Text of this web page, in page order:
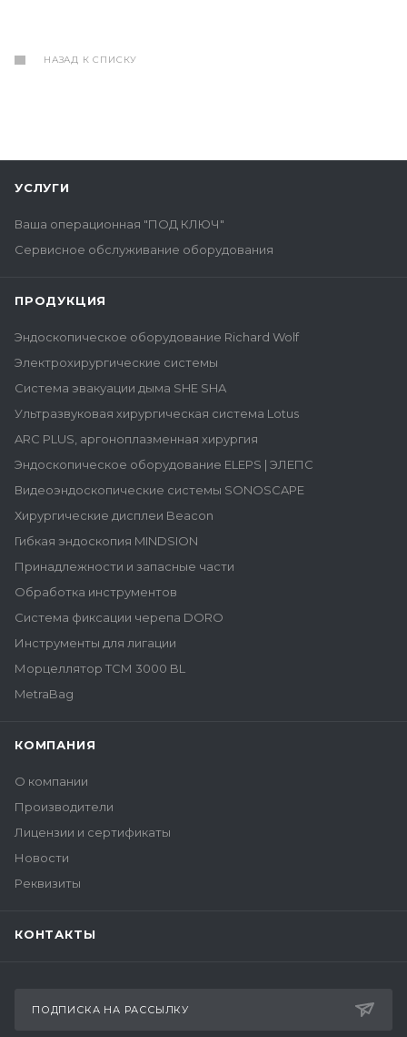
НАЗАД К СПИСКУ
УСЛУГИ
Ваша операционная "ПОД КЛЮЧ"
Сервисное обслуживание оборудования
ПРОДУКЦИЯ
Эндоскопическое оборудование Richard Wolf
Электрохирургические системы
Система эвакуации дыма SHE SHA
Ультразвуковая хирургическая система Lotus
ARC PLUS, аргоноплазменная хирургия
Эндоскопическое оборудование ELEPS | ЭЛЕПС
Видеоэндоскопические системы SONOSCAPE
Хирургические дисплеи Beacon
Гибкая эндоскопия MINDSION
Принадлежности и запасные части
Обработка инструментов
Система фиксации черепа DORO
Инструменты для лигации
Морцеллятор ТСМ 3000 BL
MetraBag
КОМПАНИЯ
О компании
Производители
Лицензии и сертификаты
Новости
Реквизиты
КОНТАКТЫ
ПОДПИСКА НА РАССЫЛКУ